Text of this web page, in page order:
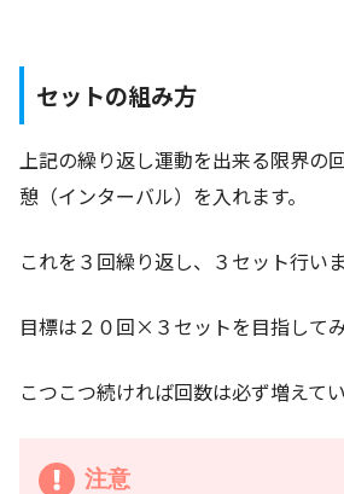
セットの組み方
上記の繰り返し運動を出来る限界の
憩（インターバル）を入れます。
これを３回繰り返し、３セット行いま
目標は２０回×３セットを目指してみ
こつこつ続ければ回数は必ず増えてい
注意